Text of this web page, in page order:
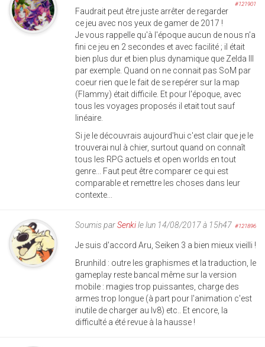
#121901
Faudrait peut être juste arrêter de regarder
ce jeu avec nos yeux de gamer de 2017 !
Je vous rappelle qu'à l'époque aucun de nous n'a
fini ce jeu en 2 secondes et avec facilité ; il était
bien plus dur et bien plus dynamique que Zelda III
par exemple. Quand on ne connait pas SoM par
coeur rien que le fait de se repérer sur la map
(Flammy) était difficile. Et pour l'époque, avec
tous les voyages proposés il etait tout sauf
linéaire.
Si je le découvrais aujourd'hui c'est clair que je le
trouverai nul à chier, surtout quand on connaît
tous les RPG actuels et open worlds en tout
genre... Faut peut être comparer ce qui est
comparable et remettre les choses dans leur
contexte...
Soumis parSenkile lun 14/08/2017 à 15h47 #121896
Je suis d'accord Aru, Seiken 3 a bien mieux vieilli !
Brunhild : outre les graphismes et la traduction, le
gameplay reste bancal même sur la version
mobile : magies trop puissantes, charge des
armes trop longue (à part pour l'animation c'est
inutile de charger au lv8) etc.. Et encore, la
difficulté a été revue à la hausse !